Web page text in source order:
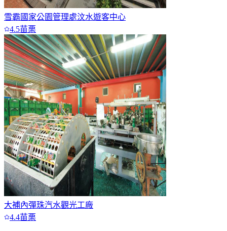
雪霸國家公園管理處汶水遊客中心
4.5苗栗
大補內彈珠汽水觀光工廠
4.4苗栗